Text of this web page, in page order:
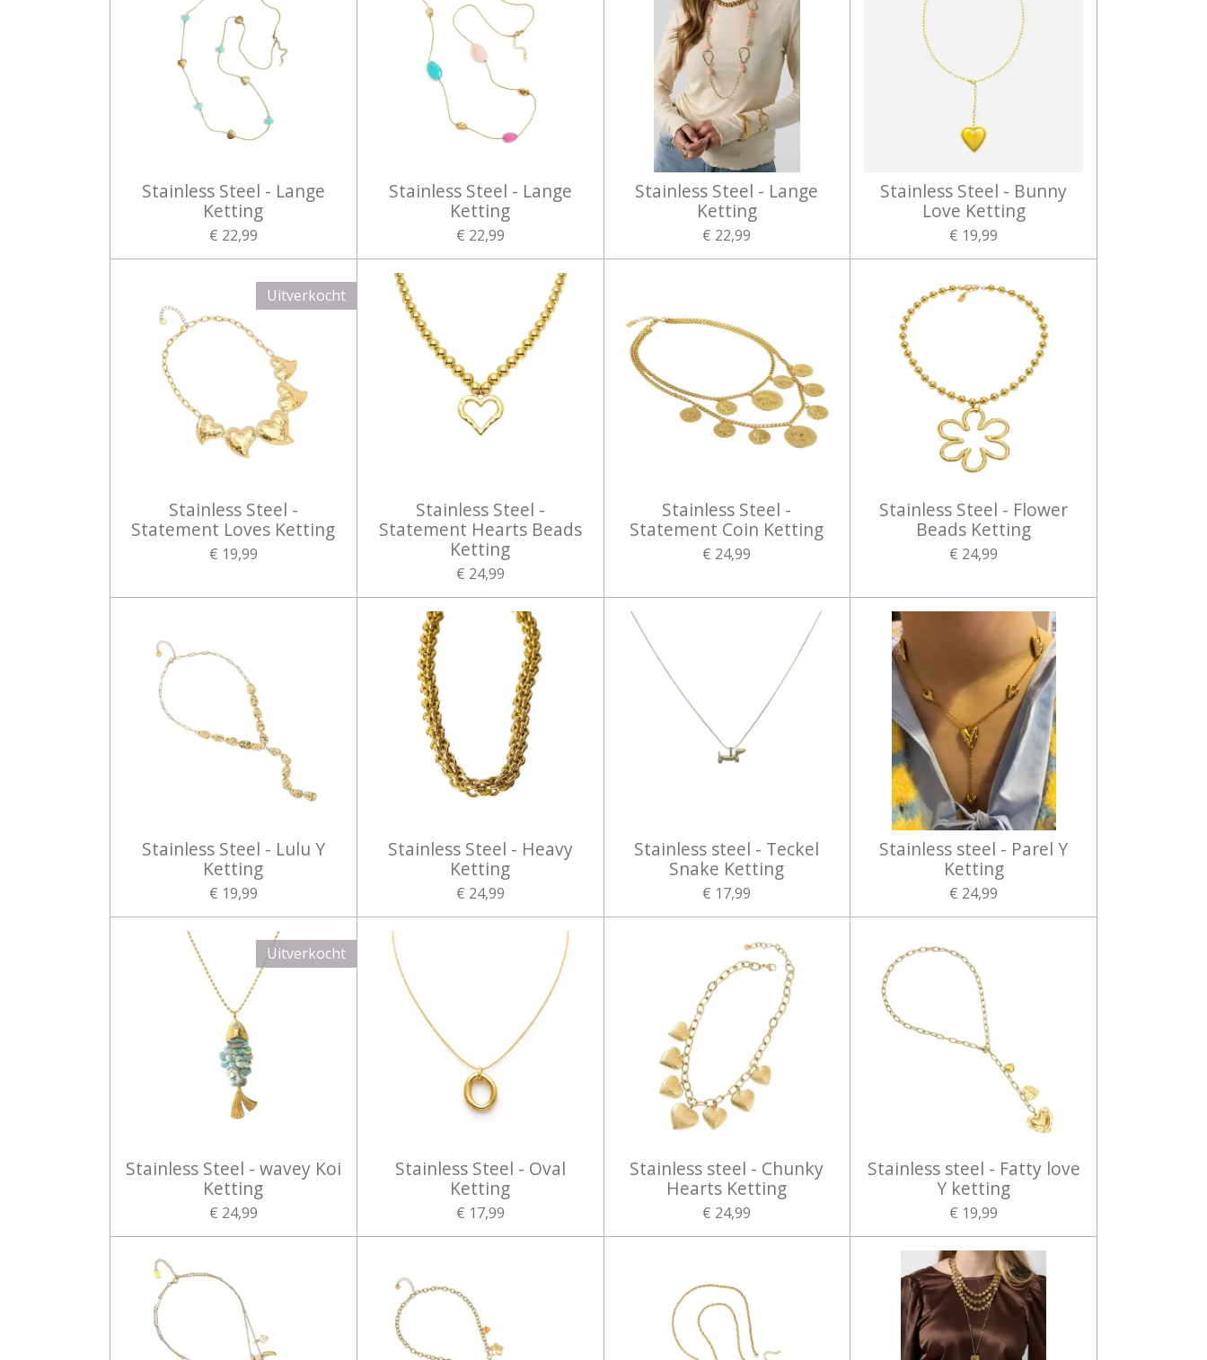
Stainless Steel - Lange
Ketting
€ 22,99
Stainless Steel - Lange
Ketting
€ 22,99
Stainless Steel - Lange
Ketting
€ 22,99
Stainless Steel - Bunny
Love Ketting
€ 19,99
Uitverkocht
Stainless Steel -
Statement Loves Ketting
€ 19,99
Stainless Steel -
Statement Hearts Beads
Ketting
€ 24,99
Stainless Steel -
Statement Coin Ketting
€ 24,99
Stainless Steel - Flower
Beads Ketting
€ 24,99
Stainless Steel - Lulu Y
Ketting
€ 19,99
Stainless Steel - Heavy
Ketting
€ 24,99
Stainless steel - Teckel
Snake Ketting
€ 17,99
Stainless steel - Parel Y
Ketting
€ 24,99
Uitverkocht
Stainless Steel - wavey Koi
Ketting
€ 24,99
Stainless Steel - Oval
Ketting
€ 17,99
Stainless steel - Chunky
Hearts Ketting
€ 24,99
Stainless steel - Fatty love
Y ketting
€ 19,99